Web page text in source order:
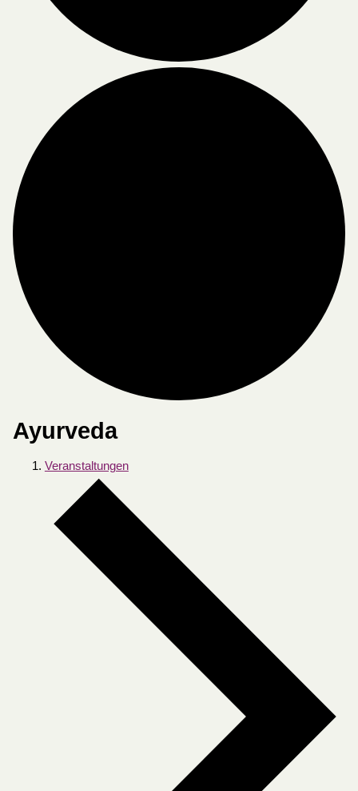
Ayurveda
Veranstaltungen